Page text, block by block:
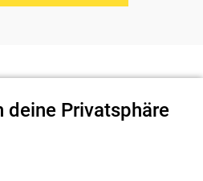
deine Privatsphäre